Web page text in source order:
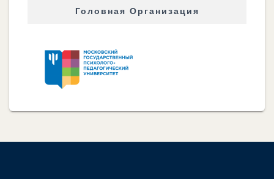
Головная Организация